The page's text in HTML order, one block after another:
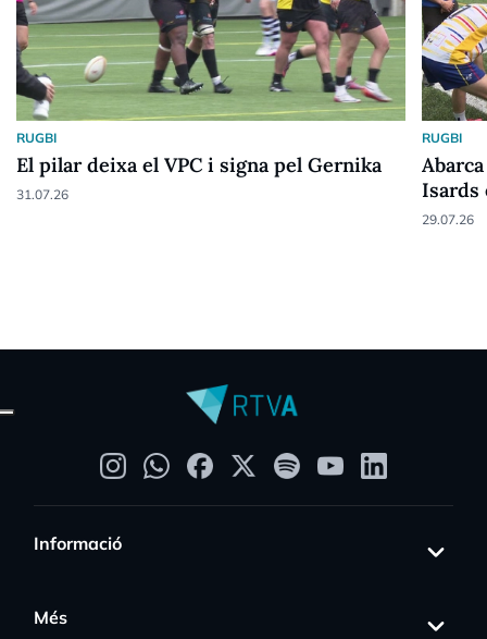
RUGBI
El pilar deixa el VPC i signa pel Gernika
31.07.26
RUGBI
Isards
29.07.26
Informació
Més